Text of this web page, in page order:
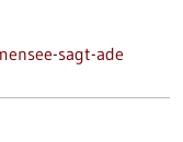
sagt-ade